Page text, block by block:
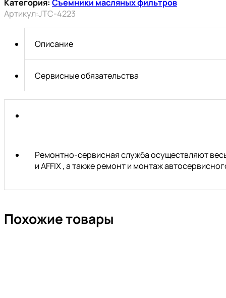
масляного
фильтра
гранный
27мм
2.0L,
Категория: Съемники масляных фильтров
Артикул:JTC-4223
Описание
Сервисные обязательства
Ремонтно-сервисная служба осуществляют
и AFFIX , а также ремонт и монтаж
Похожие товары